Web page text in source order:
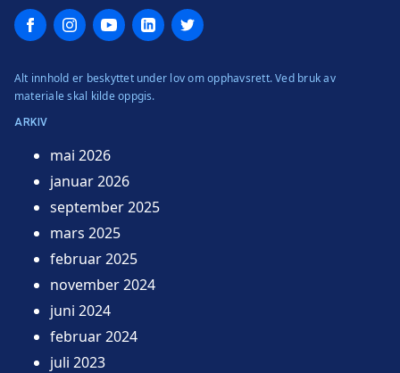
FacebookInstagramYouTubeLinkedInTwitter
Alt innhold er beskyttet under lov om opphavsrett. Ved bruk av
materiale skal kilde oppgis.
ARKIV
mai 2026
januar 2026
september 2025
mars 2025
februar 2025
november 2024
juni 2024
februar 2024
juli 2023